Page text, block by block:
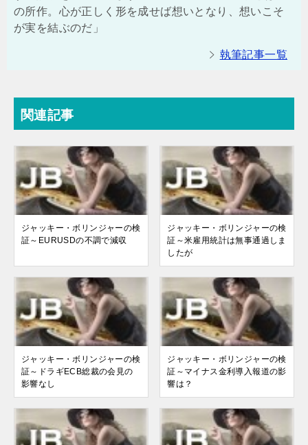
の所作。心が正しく形を成せば想いとなり、想いこそ
が実を結ぶのだ」
執筆記事一覧
関連記事
ジャッキー・ボリンジャーの検
証～EURUSDの不調で減収
ジャッキー・ボリンジャーの検
証～米雇用統計は無事通過しま
したが
ジャッキー・ボリンジャーの検
証～ドラギECB総裁の会見の
影響なし
ジャッキー・ボリンジャーの検
証～マイナス金利導入報道の影
響は？